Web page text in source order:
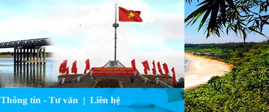
Thông tin - Tư vấn | Liên hệ